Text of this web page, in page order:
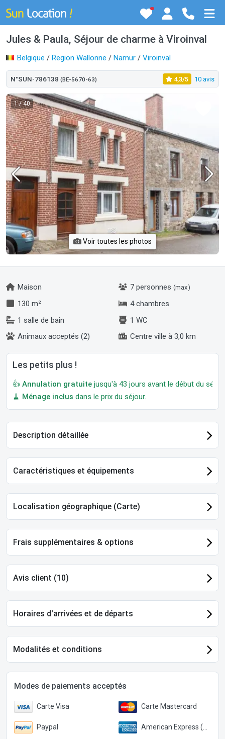
Jules & Paula, Séjour de charme à Viroinval
Belgique / Region Wallonne / Namur / Viroinval
N°SUN-786138 (BE-5670-63) 4,3/5 10 avis
1/ 40
Voir toutes les photos
Maison 7 personnes (max)
130 m²
4 chambres
1 salle de bain
1 WC
Animaux acceptés (2)
Centre ville à 3,0 km
Les petits plus !
👍 Annulation gratuite jusqu'à 43 jours avant le début du
🧹 Ménage inclus dans le prix du séjour.
Description détaillée
Caractéristiques et équipements
Localisation géographique (Carte)
Frais supplémentaires & options
Avis client (10)
Horaires d'arrivées et de départs
Modalités et conditions
Modes de paiements acceptés
Carte Visa Carte Mastercard
Paypal American Express (Paypal)